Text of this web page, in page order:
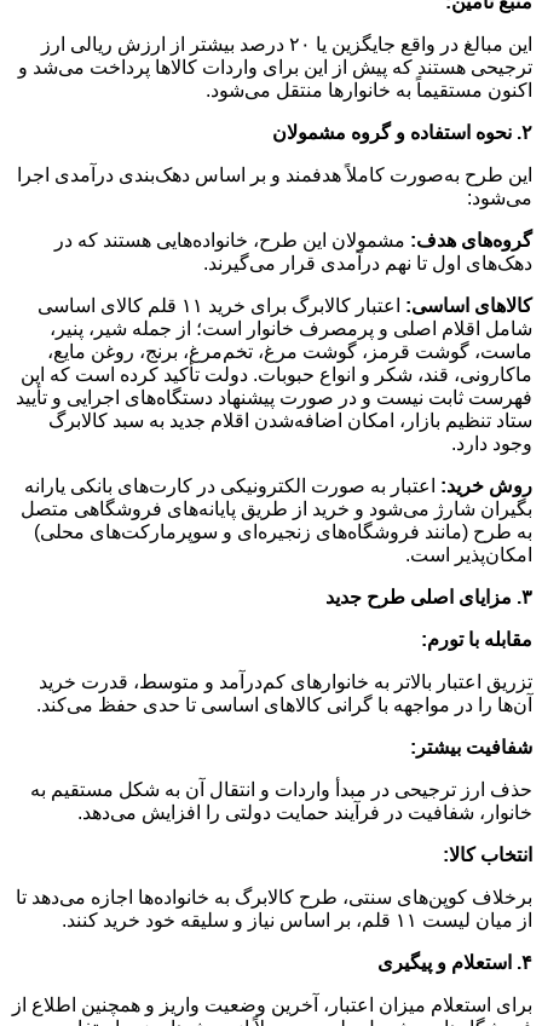
این مبالغ در واقع جایگزین یا ۲۰ درصد بیشتر از ارزش ریالی ارز
ترجیحی هستند که پیش از این برای واردات کالاها پرداخت می‌شد و
اکنون مستقیماً به خانوارها منتقل می‌شود.
۲. نحوه استفاده و گروه مشمولان
این طرح به‌صورت کاملاً هدفمند و بر اساس دهک‌بندی درآمدی اجرا
می‌شود:
گروه‌های هدف: مشمولان این طرح، خانواده‌هایی هستند که در
دهک‌های اول تا نهم درآمدی قرار می‌گیرند.
کالاهای اساسی:
اعتبار کالابرگ برای خرید ۱۱ قلم کالای اساسی
شامل اقلام اصلی و پرمصرف خانوار است؛ از جمله شیر، پنیر،
ماست، گوشت قرمز، گوشت مرغ، تخم‌مرغ، برنج، روغن مایع،
ماکارونی، قند، شکر و انواع حبوبات. دولت تأکید کرده است که این
فهرست ثابت نیست و در صورت پیشنهاد دستگاه‌های اجرایی و تأیید
ستاد تنظیم بازار، امکان اضافه‌شدن اقلام جدید به سبد کالابرگ
وجود دارد.
روش خرید: اعتبار به صورت الکترونیکی در کارت‌های بانکی یارانه
بگیران شارژ می‌شود و خرید از طریق پایانه‌های فروشگاهی متصل
به طرح (مانند فروشگاه‌های زنجیره‌ای و سوپرمارکت‌های محلی)
امکان‌پذیر است.
۳. مزایای اصلی طرح جدید
مقابله با تورم:
تزریق اعتبار بالاتر به خانوارهای کم‌درآمد و متوسط، قدرت خرید
آن‌ها را در مواجهه با گرانی کالاهای اساسی تا حدی حفظ می‌کند.
شفافیت بیشتر:
حذف ارز ترجیحی در مبدأ واردات و انتقال آن به شکل مستقیم به
خانوار، شفافیت در فرآیند حمایت دولتی را افزایش می‌دهد.
انتخاب کالا:
برخلاف کوپن‌های سنتی، طرح کالابرگ به خانواده‌ها اجازه می‌دهد تا
از میان لیست ۱۱ قلم، بر اساس نیاز و سلیقه خود خرید کنند.
۴. استعلام و پیگیری
برای استعلام میزان اعتبار، آخرین وضعیت واریز و همچنین اطلاع از